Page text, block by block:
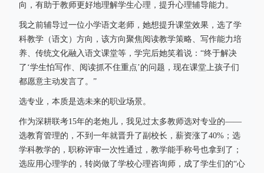
向，有助于教师更好地理解学生心理，提升心理辅导能力。
我之前辅导过一位小学语文老师，她想提升课堂效果，选了学
科教学（语文）方向，该方向聚焦阅读教学策略、写作能力培
养、传统文化融入语文课堂等，学完后她笑着说：“终于解决
了‘学生怕写作、阅读抓不住重点’的问题，现在课堂上孩子们
都愿意主动发言了。”
选专业，本质是选未来的职业场景。
作为深耕联考15年的老炮儿，我见过太多教师选对专业的——
选教育管理的，不到一年就晋升了副校长，薪资涨了40%；选
学科教学的，职称评审一次性通过，教学能手称号也拿到了；
选应用心理学的，转岗做了学校心理咨询师，成了学生们的“心